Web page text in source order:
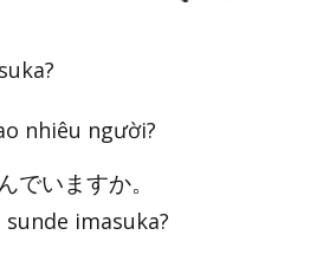
nhiêu người?
でいますか。
imasuka?